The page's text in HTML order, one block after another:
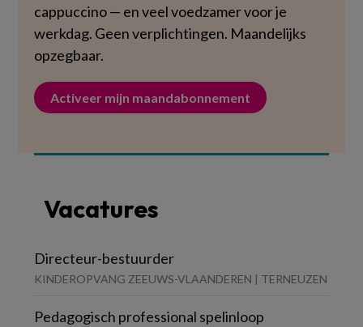
cappuccino — en veel voedzamer voor je
werkdag. Geen verplichtingen. Maandelijks
opzegbaar.
Activeer mijn maandabonnement
Vacatures
Directeur-bestuurder
KINDEROPVANG ZEEUWS-VLAANDEREN | TERNEUZEN
Pedagogisch professional spelinloop